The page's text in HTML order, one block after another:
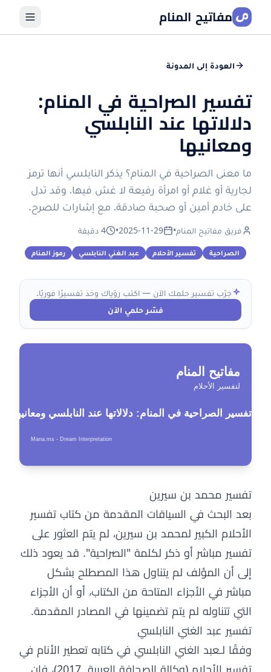
مفاتيح المنام
العودة إلى المدونة
تفسير الصراحية في المنام:
دلالاتها عند النابلسي
ومعانيها
ما معنى الصراحية في المنام؟ يذكر النابلسي أنها ترمز
لجارية أو غلام أو امرأة رفيعة لا غش فيها، وقد تدل
على خادم أمين أو صحبة صادقة، مع إشارات للصرح.
فريق مفاتيح المنام•
2025-11-29
• 4 دقيقة
الصراحية تفسير الأحلام عبد الغني النابلسي رموز المنام
جرّب تفسير حلمك الآن — اكتب رؤياك وخذ تفسيرًا فوريًا.
فسّر حلمي الآن
تفسير محمد بن سيرين
بعد البحث في السياقات المقدمة من كتاب تفسير
الأحلام الكبير لمحمد بن سيرين، لم يتم العثور على
تفسير مباشر أو ذكر لكلمة "الصراحية". قد يعود ذلك
إلى أن المؤلف لم يتناول هذا المصطلح بشكل
مباشر في الأجزاء المتاحة من الكتاب، أو أن الأجزاء
التي تتناوله لم يتم تضمينها في المصادر المقدمة.
تفسير عبد الغني النابلسي
وفقًا لـعبد الغني النابلسي في كتابه تعطير الأنام في